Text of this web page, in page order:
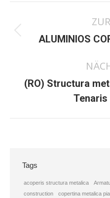
ALUMINIOS
(RO) Structura
Tenaris
Tags
acoperis structura metalica
construction
copertina metalica